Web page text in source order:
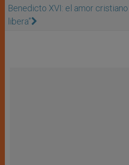
Benedicto XVI: el amor
libera”